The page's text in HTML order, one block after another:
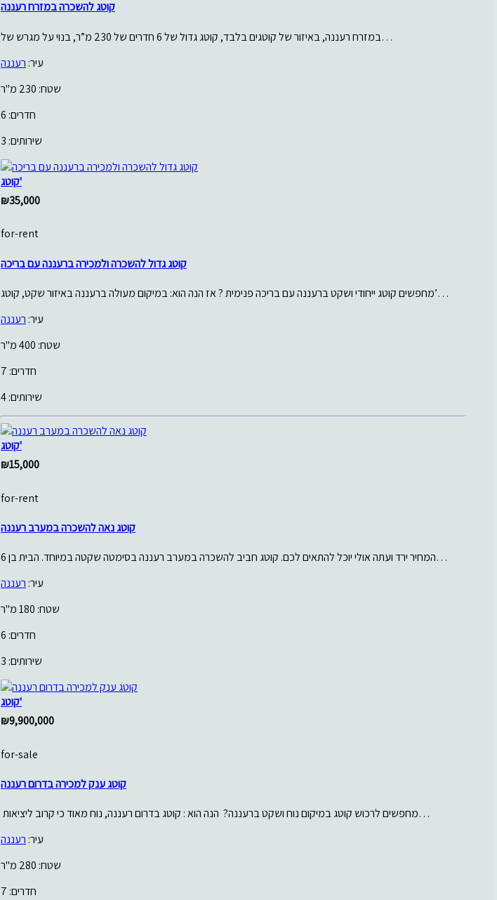
קוטג להשכרה במזרח רעננה
במזרח רעננה, באיזור של קוטגים בלבד, קוטג גדול של 6 חדרים של 230 מ”ר, בנוי על מגרש של…
עיר: רעננה
שטח: 230 מ"ר
חדרים: 6
שירותים: 3
קוטג'
₪35,000
for-rent
קוטג גדול להשכרה ולמכירה ברעננה עם בריכה
מחפשים קוטג ייחודי ושקט ברעננה עם בריכה פנימית ? אז הנה הוא: במיקום מעולה ברעננה באיזור שקט, קוטג’…
עיר: רעננה
שטח: 400 מ"ר
חדרים: 7
שירותים: 4
קוטג'
₪15,000
for-rent
קוטג נאה להשכרה במערב רעננה
המחיר ירד ועתה אולי יוכל להתאים לכם. קוטג חביב להשכרה במערב רעננה בסימטה שקטה במיוחד. הבית בן 6…
עיר: רעננה
שטח: 180 מ"ר
חדרים: 6
שירותים: 3
קוטג'
₪9,900,000
for-sale
קוטג ענק למכירה בדרום רעננה
מחפשים לרכוש קוטג במיקום נוח ושקט ברעננה? הנה הוא : קוטג בדרום רעננה, נוח מאוד כי קרוב ליציאות…
עיר: רעננה
שטח: 280 מ"ר
חדרים: 7